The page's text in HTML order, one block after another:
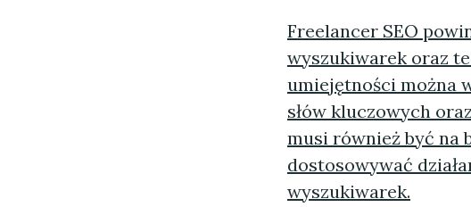
Freelancer SEO
wyszukiwarek oraz
umiejętności można
słów kluczowych
musi również być na
dostosowywać
wyszukiwarek.